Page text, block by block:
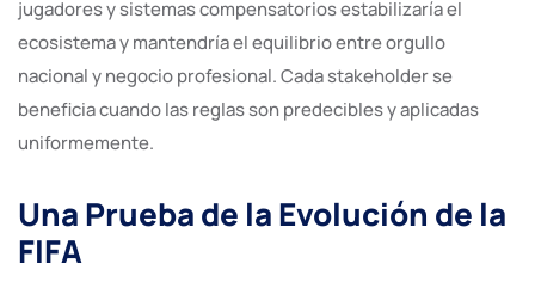
jugadores y sistemas compensatorios estabilizaría el
ecosistema y mantendría el equilibrio entre orgullo
nacional y negocio profesional. Cada stakeholder se
beneficia cuando las reglas son predecibles y aplicadas
uniformemente.
Una Prueba de la Evolución de la
FIFA